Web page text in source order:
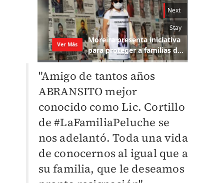
"Amigo de tantos años
ABRANSITO mejor
conocido como Lic. Cortillo
de #LaFamiliaPeluche se
nos adelantó. Toda una vida
de conocernos al igual que a
su familia, que le deseamos